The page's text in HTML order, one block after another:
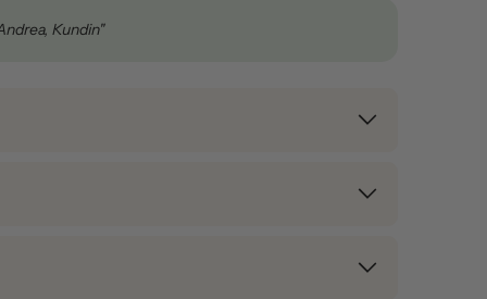
Kundin"
Lavendel & Lemongrass (50 ml)
im hochwertigen,